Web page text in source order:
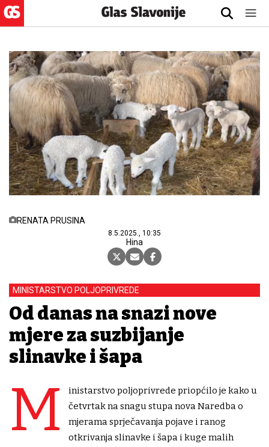
RENATA PRUSINA
8.5.2025., 10:35
Hina
MINISTARSTVO POLJOPRIVREDE
Od danas na snazi nove
mjere za suzbijanje
slinavke i šapa
M
inistarstvo poljoprivrede priopćilo je kako u
četvrtak na snagu stupa nova Naredba o
mjerama sprječavanja pojave i ranog
otkrivanja slinavke i šapa i kuge malih